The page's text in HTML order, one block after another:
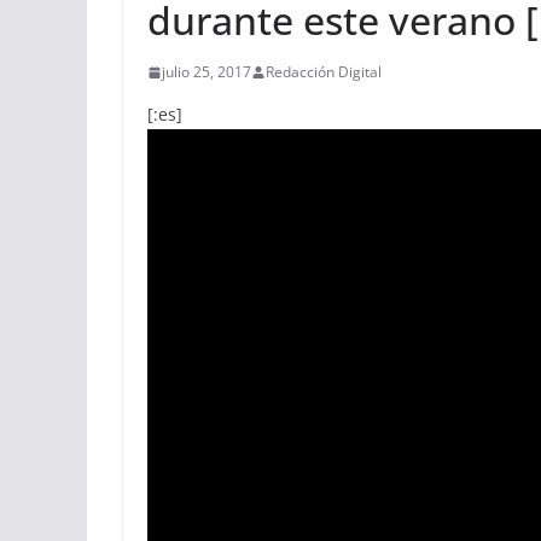
durante este verano
julio 25, 2017 Redacción Digital
[:es]